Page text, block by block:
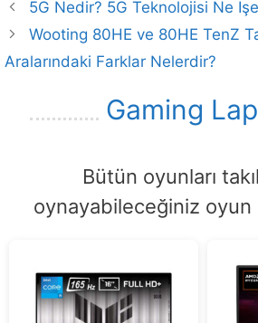
5G Nedir? 5G Teknolojisi Ne
Wooting 80HE ve 80HE TenZ
Aralarındaki Farklar Nelerdir?
Gaming
Bütün oyunları
oynayabileceğiniz oyun